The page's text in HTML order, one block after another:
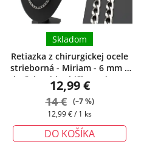
Retiazka z chirurgickej ocele
strieborná - Miriam - 6 mm +
darčeková krabička zadarmo
Skladom
12,99 €
14 €
(–7 %)
Jednotková
12,99 € / 1 ks
DO KOŠÍKA